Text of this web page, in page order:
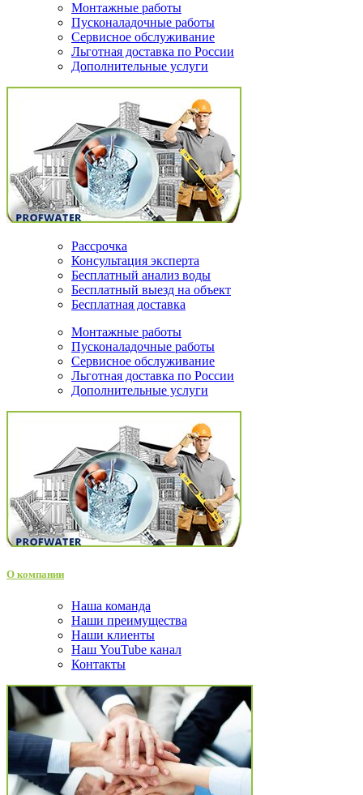
Монтажные работы
Пусконаладочные работы
Сервисное обслуживание
Льготная доставка по России
Дополнительные услуги
Рассрочка
Консультация эксперта
Бесплатный анализ воды
Бесплатный выезд на объект
Бесплатная доставка
Монтажные работы
Пусконаладочные работы
Сервисное обслуживание
Льготная доставка по России
Дополнительные услуги
О компании
Наша команда
Наши преимущества
Наши клиенты
Наш YouTube канал
Контакты